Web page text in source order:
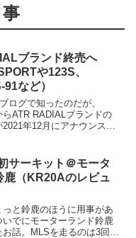
ブランド終売へ
や123S、
など）
ログで知ったのだが、
らATR RADIALブランドの
年12月にアナウンスさ
来たか…といったとこ...
サーキット＠モータ
鹿（KR20Aのレビュ
っと鈴鹿のほうに用事があ
いでにモーターランド鈴鹿
お話。MLSを走るのは3回